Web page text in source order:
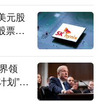
元股
票，
领
划”，